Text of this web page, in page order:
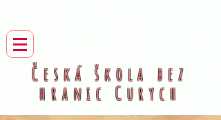
Česká škola bez
hranic
Curych